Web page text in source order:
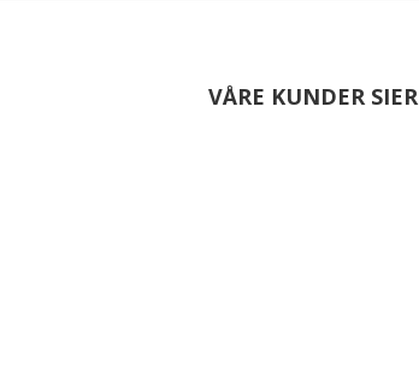
VÅRE KUNDER SIER